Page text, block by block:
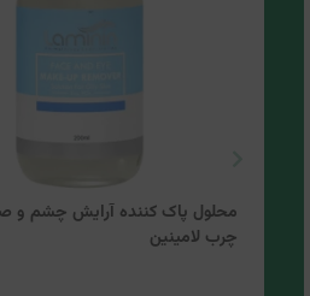
محلول پاک کننده آرایش چشم و
چرب لامینین